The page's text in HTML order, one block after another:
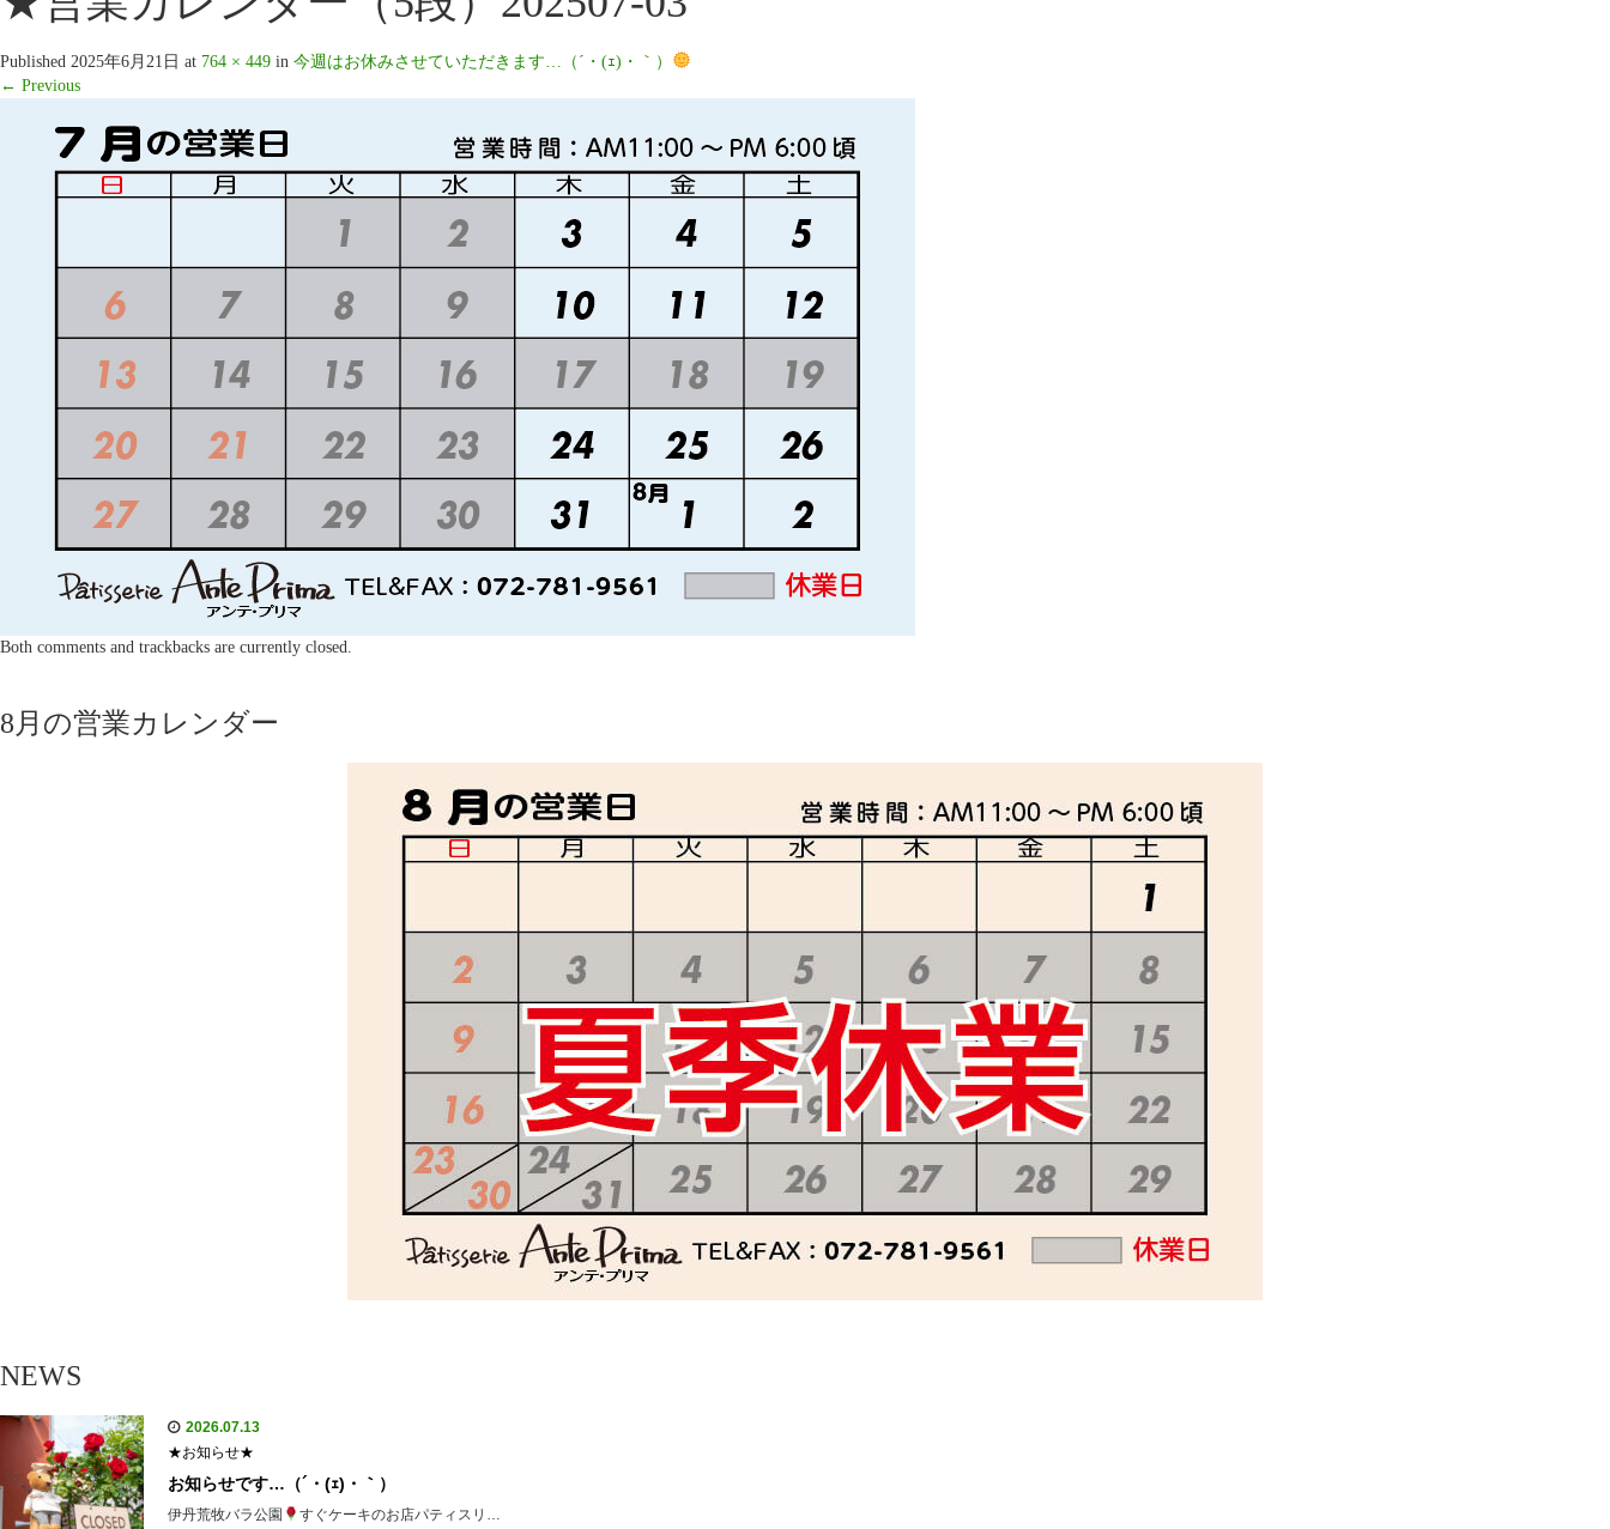
Published 2025年6月21日 at 764 × 449 in 今週はお休みさせていただきます…（´・(ｪ)・｀）
← Previous
Both comments and trackbacks are currently closed.
8月の営業カレンダー
NEWS
2026.07.13
★お知らせ★
お知らせです…（´・(ｪ)・｀）
伊丹荒牧バラ公園 すぐケーキのお店パティスリ…